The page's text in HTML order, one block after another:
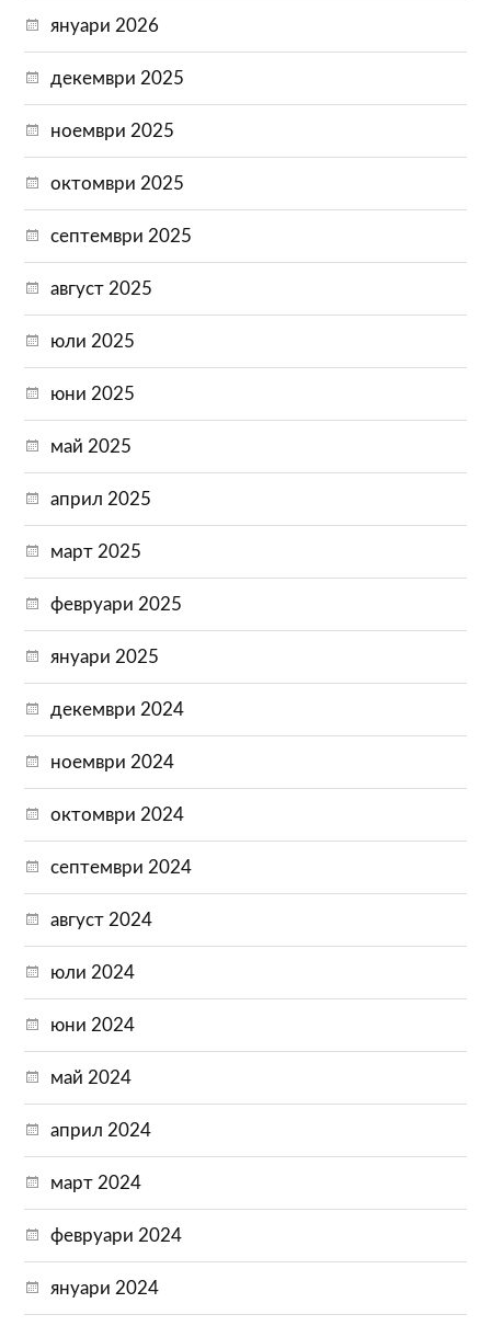
януари 2026
декември 2025
ноември 2025
октомври 2025
септември 2025
август 2025
юли 2025
юни 2025
май 2025
април 2025
март 2025
февруари 2025
януари 2025
декември 2024
ноември 2024
октомври 2024
септември 2024
август 2024
юли 2024
юни 2024
май 2024
април 2024
март 2024
февруари 2024
януари 2024